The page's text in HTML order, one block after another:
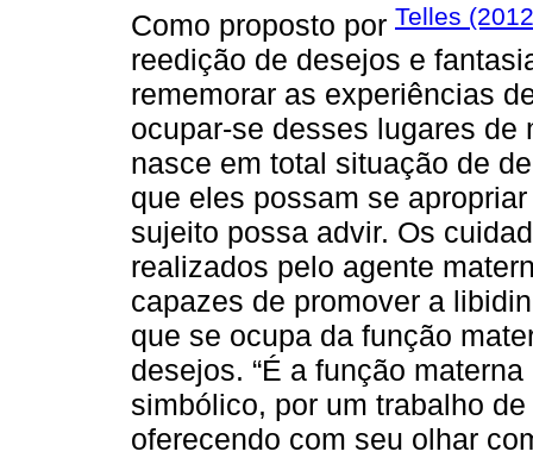
Como proposto por Telles (2012
reedição de desejos e
rememorar as experiências
ocupar-se desses lugares de
nasce em total situação de
que eles possam se
sujeito possa advir. Os
realizados pelo agente
capazes de promover a
que se ocupa da função
desejos. “É a função
simbólico, por um trabalho
oferecendo com seu olhar